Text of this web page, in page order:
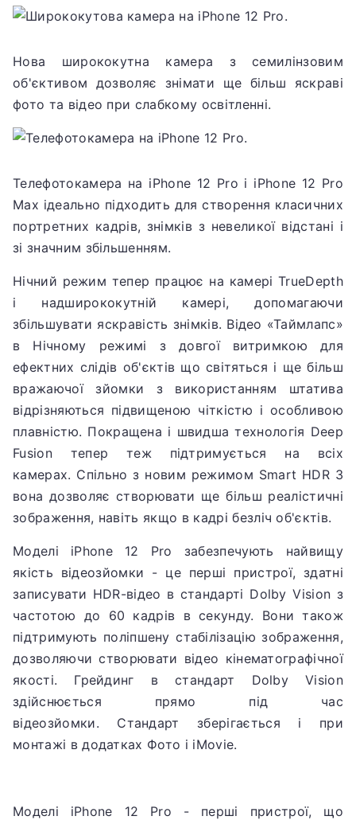
Нова ширококутна камера з семилінзовим
об'єктивом дозволяє знімати ще більш яскраві
фото та відео при слабкому освітленні.
Телефотокамера на iPhone 12 Pro і iPhone 12 Pro
Max ідеально підходить для створення класичних
портретних кадрів, знімків з невеликої відстані і
зі значним збільшенням.
Нічний режим тепер працює на камері TrueDepth
і надширококутній камері, допомагаючи
збільшувати яскравість знімків. Відео «Таймлапс»
в Нічному режимі з довгої витримкою для
ефектних слідів об'єктів що світяться і ще більш
вражаючої зйомки з використанням штатива
відрізняються підвищеною чіткістю і особливою
плавністю. Покращена і швидша технологія Deep
Fusion тепер теж підтримується на всіх
камерах. Спільно з новим режимом Smart HDR 3
вона дозволяє створювати ще більш реалістичні
зображення, навіть якщо в кадрі безліч об'єктів.
Моделі iPhone 12 Pro забезпечують найвищу
якість відеозйомки - це перші пристрої, здатні
записувати HDR-відео в стандарті Dolby Vision з
частотою до 60 кадрів в секунду. Вони також
підтримують поліпшену стабілізацію зображення,
дозволяючи створювати відео кінематографічної
якості. Грейдинг в стандарт Dolby Vision
здійснюється прямо під час
відеозйомки. Стандарт зберігається і при
монтажі в додатках Фото і iMovie.
Моделі iPhone 12 Pro - перші пристрої, що